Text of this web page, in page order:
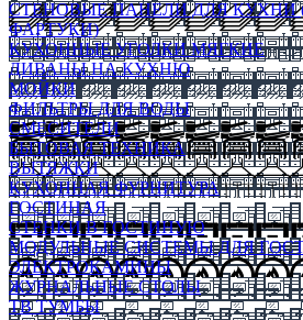
СТЕНОВЫЕ ПАНЕЛИ ДЛЯ КУХНИ
ФАРТУКИ)
КУХОННЫЕ УГОЛКИ МЯГКИЕ
ДИВАНЫ НА КУХНЮ
МОЙКИ
ФИЛЬТРЫ ДЛЯ ВОДЫ
СМЕСИТЕЛИ
БЫТОВАЯ ТЕХНИКА
ВЫТЯЖКИ
КУХОННАЯ ФУРНИТУРА
ГОСТИНАЯ
СТЕНКИ В ГОСТИНУЮ
МОДУЛЬНЫЕ СИСТЕМЫ ДЛЯ
ЭЛЕКТРОКАМИНЫ
ЖУРНАЛЬНЫЕ СТОЛЫ
ТВ ТУМБЫ